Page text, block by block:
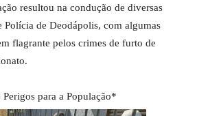
resultou na condução de diversas
Polícia de Deodápolis, com algumas
flagrante pelos crimes de furto de
para a População*